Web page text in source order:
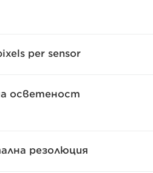
per sensor
осветеност
резолюция